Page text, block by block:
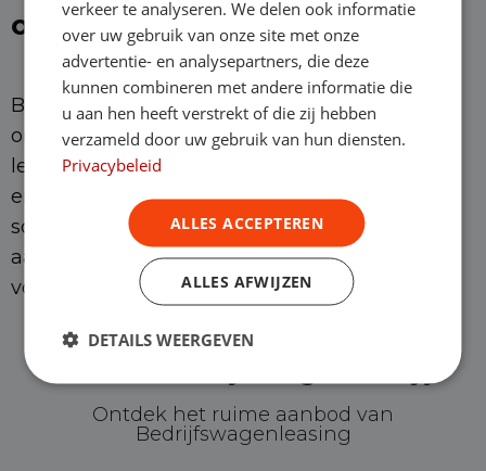
ondernemer
Bij bedrijfswagenleasing.nl kan bijna iedere
ondernemer terecht voor een mooie financial
lease bedrijfswagen. Wij hanteren een snelle
en soepele acceptatie en bieden daarnaast
scherpe prijzen. Met een financial lease ben je
aan het einde van het leasecontract de
volledige eigenaar van de bedrijfswagen.
Wat voor bedrijfswagen kies jij?
Ontdek het ruime aanbod van
Bedrijfswagenleasing
verkeer te analyseren. We delen ook informatie
over uw gebruik van onze site met onze
advertentie- en analysepartners, die deze
kunnen combineren met andere informatie die
u aan hen heeft verstrekt of die zij hebben
verzameld door uw gebruik van hun diensten.
Privacybeleid
ALLES ACCEPTEREN
ALLES AFWIJZEN
DETAILS WEERGEVEN